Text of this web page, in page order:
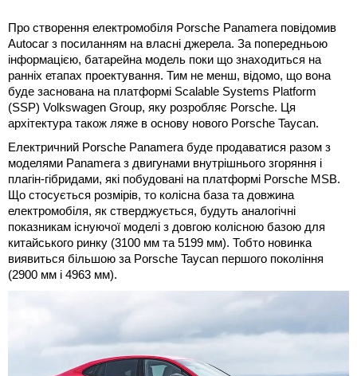
Про створення електромобіля Porsche Panamera повідомив
Autocar з посиланням на власні джерела. За попередньою
інформацією, батарейна модель поки що знаходиться на
ранніх етапах проектування. Тим не менш, відомо, що вона
буде заснована на платформі Scalable Systems Platform
(SSP) Volkswagen Group, яку розробляє Porsche. Ця
архітектура також ляже в основу нового Porsche Taycan.
Електричний Porsche Panamera буде продаватися разом з
моделями Panamera з двигунами внутрішнього згоряння і
плагін-гібридами, які побудовані на платформі Porsche MSB.
Що стосується розмірів, то колісна база та довжина
електромобіля, як стверджується, будуть аналогічні
показникам існуючої моделі з довгою колісною базою для
китайського ринку (3100 мм та 5199 мм). Тобто новинка
виявиться більшою за Porsche Taycan першого покоління
(2900 мм і 4963 мм).